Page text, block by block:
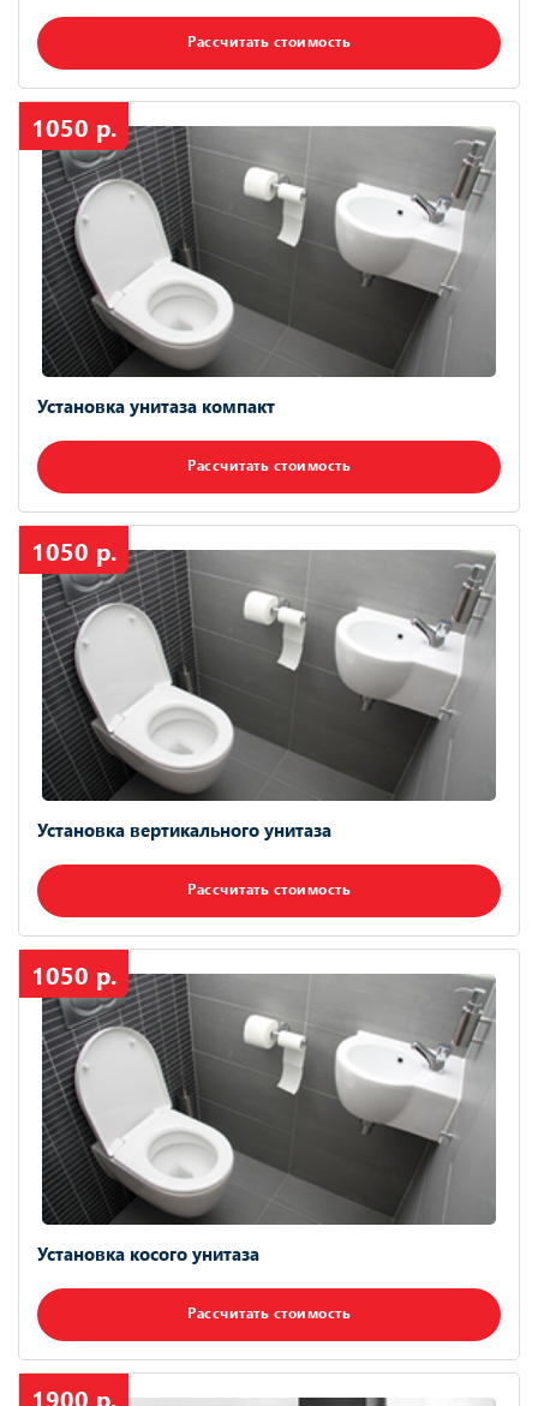
Рассчитать стоимость
1050 р.
Установка унитаза компакт
Рассчитать стоимость
1050 р.
Установка вертикального унитаза
Рассчитать стоимость
1050 р.
Установка косого унитаза
Рассчитать стоимость
1900 р.